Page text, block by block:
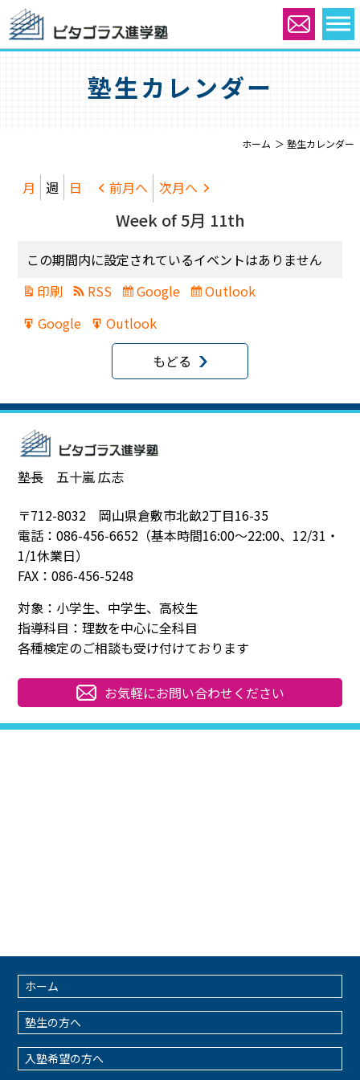
塾生カレンダー
ホーム 塾生カレンダー
月 週 日 前月へ 次月へ
Week of 5月 11th
この期間内に設定されているイベントはありません
印刷 表 RSS
Subscribe
Google
Subscribe
Outlook
Export
Google
Export
for
Outlook
もどる
塾長 五十嵐 広志
〒712-8032 岡山県倉敷市北畝2丁目16-35
電話：086-456-6652（基本時間16:00～22:00、12/31・
1/1休業日）
FAX：086-456-5248
対象：小学生、中学生、高校生
指導科目：理数を中心に全科目
各種検定のご相談も受け付けております
お気軽にお問い合わせください
ホーム
塾生の方へ
入塾希望の方へ